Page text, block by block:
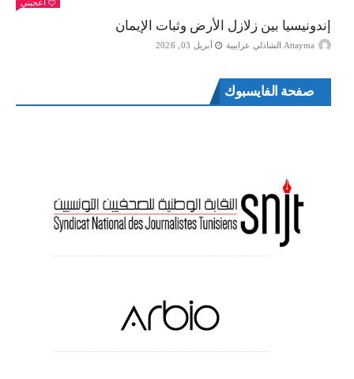
أعجبني
إندونيسيا بين زلازل الأرض وثبات الإيمان
Attayma الشاذلي عرايبية أبريل 03, 2026
صفحة الفايسبوك